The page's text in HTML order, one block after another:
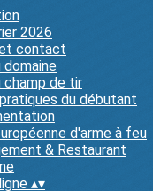
2026
contact
domaine
champ de tir
du débutant
d'arme à feu
& Restaurant
▴▾